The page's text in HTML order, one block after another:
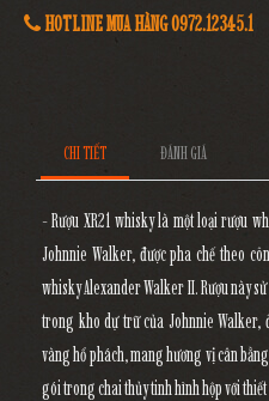
HOTLINE MUA HÀNG 0972.12345.1
CHI TIẾT ĐÁNH GIÁ
- Rượu XR21 whisky là một loại rượu
Johnnie Walker, được pha chế theo
whisky Alexander Walker II. Rượu này
trong kho dự trữ của Johnnie Walker,
vàng hổ phách, mang hương vị cân
gói trong chai thủy tinh hình hộp với